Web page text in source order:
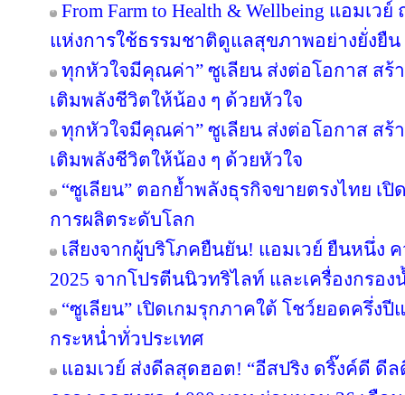
From Farm to Health & Wellbeing แอมเ
แห่งการใช้ธรรมชาติดูแลสุขภาพอย่างยั่งยืน
ทุกหัวใจมีคุณค่า” ซูเลียน ส่งต่อโอกาส สร้
เติมพลังชีวิตให้น้อง ๆ ด้วยหัวใจ
ทุกหัวใจมีคุณค่า” ซูเลียน ส่งต่อโอกาส สร้
เติมพลังชีวิตให้น้อง ๆ ด้วยหัวใจ
“ซูเลียน” ตอกย้ำพลังธุรกิจขายตรงไทย เ
การผลิตระดับโลก
เสียงจากผู้บริโภคยืนยัน! แอมเวย์ ยืนหนึ่ง ค
2025 จากโปรตีนนิวทริไลท์ และเครื่องกรอง
“ซูเลียน” เปิดเกมรุกภาคใต้ โชว์ยอดครึ่ง
กระหน่ำทั่วประเทศ
แอมเวย์ ส่งดีลสุดฮอต! “อีสปริง ดริ๊งค์ดี ดี